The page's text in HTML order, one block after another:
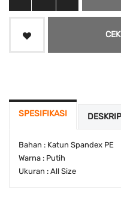
SPESIFIKASI
Bahan : Katun Spandex PE
Warna : Putih
Ukuran : All Size